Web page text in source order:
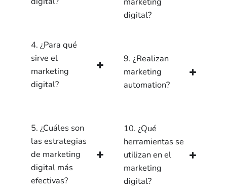
4. ¿Para qué
sirve el
marketing
digital?
5. ¿Cuáles son
las estrategias
de marketing
digital más
efectivas?
digital?
9. ¿Realizan
marketing
automation?
10. ¿Qué
herramientas se
utilizan en el
marketing
digital?